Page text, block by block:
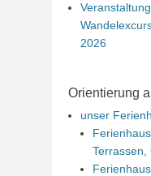
2026
Orientierung
unser
Terrassen,